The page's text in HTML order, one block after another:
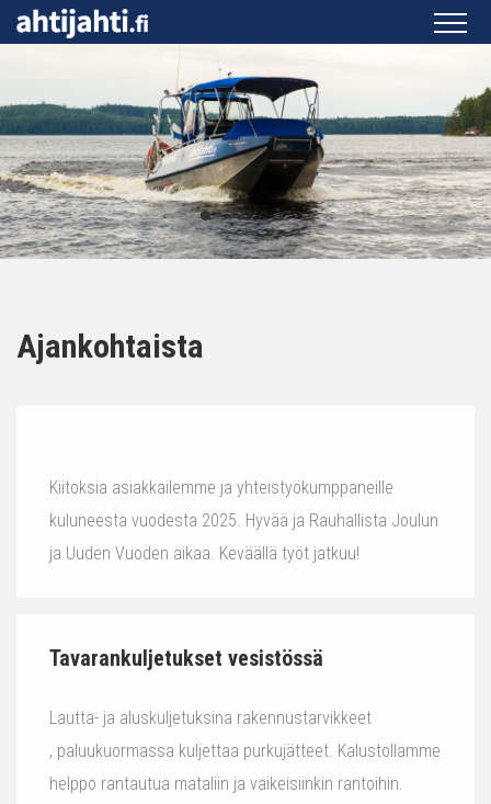
Ajankohtaista
Kiitoksia asiakkailemme ja yhteistyökumppaneille
kuluneesta vuodesta 2025. Hyvää ja Rauhallista Joulun
ja Uuden Vuoden aikaa. Keväällä työt jatkuu!
Tavarankuljetukset vesistössä
Lautta- ja aluskuljetuksina rakennustarvikkeet
, paluukuormassa kuljettaa purkujätteet. Kalustollamme
helppo rantautua mataliin ja vaikeisiinkin rantoihin.